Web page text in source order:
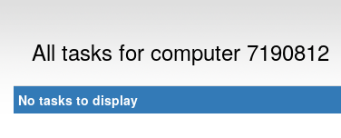
All tasks for computer 7190812
No tasks to display